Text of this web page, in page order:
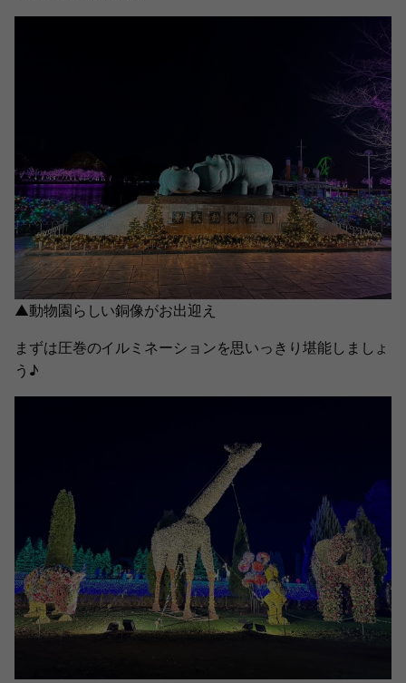
▲動物園らしい銅像がお出迎え
まずは圧巻のイルミネーションを思いっきり堪能しましょ
う♪